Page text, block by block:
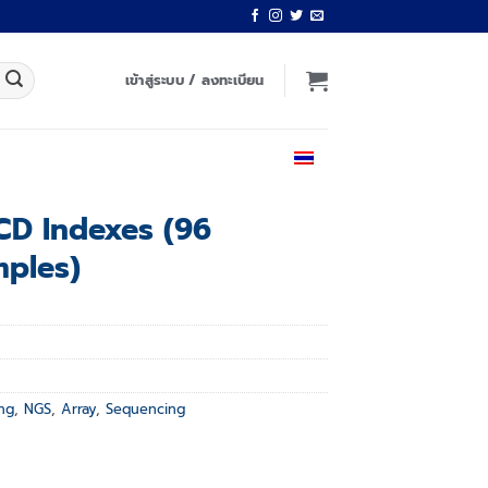
เข้าสู่ระบบ / ลงทะเบียน
Indexes (96
, NGS, Array, Sequencing